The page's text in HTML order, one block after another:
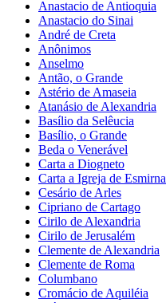
Anastacio de Antioquia
Anastacio do Sinai
André de Creta
Anônimos
Anselmo
Antão, o Grande
Astério de Amaseia
Atanásio de Alexandria
Basílio da Selêucia
Basílio, o Grande
Beda o Venerável
Carta a Diogneto
Carta a Igreja de Esmirna
Cesário de Arles
Cipriano de Cartago
Cirilo de Alexandria
Cirilo de Jerusalém
Clemente de Alexandria
Clemente de Roma
Columbano
Cromácio de Aquiléia